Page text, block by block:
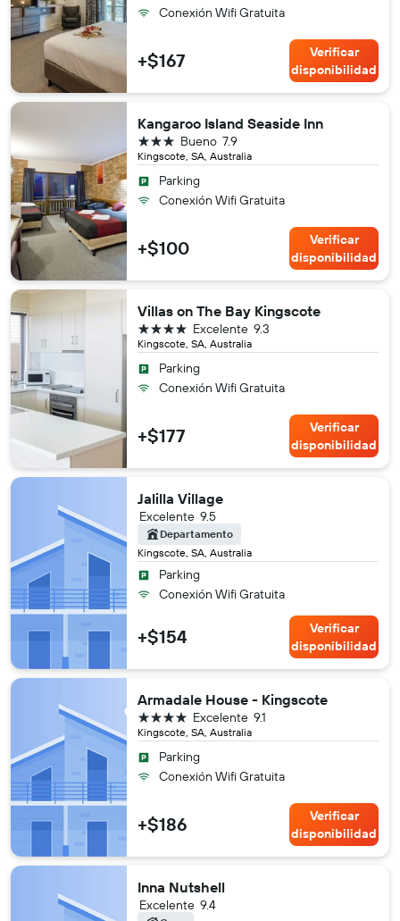
Conexión Wifi Gratuita
+$167
Verificar
disponibilidad
Kangaroo Island Seaside Inn
Kingscote, SA, Australia
7.9
Bueno
3 estrellas
Parking
Conexión Wifi Gratuita
+$100
Verificar
disponibilidad
Villas on The Bay Kingscote
Kingscote, SA, Australia
9.3
Excelente
4 estrellas
Parking
Conexión Wifi Gratuita
+$177
Verificar
disponibilidad
Jalilla Village
Kingscote, SA, Australia
9.5
Excelente
Departamento
Parking
Conexión Wifi Gratuita
+$154
Verificar
disponibilidad
Armadale House - Kingscote
Kingscote, SA, Australia
9.1
Excelente
4 estrellas
Parking
Conexión Wifi Gratuita
+$186
Verificar
disponibilidad
Inna Nutshell
9.4
Excelente